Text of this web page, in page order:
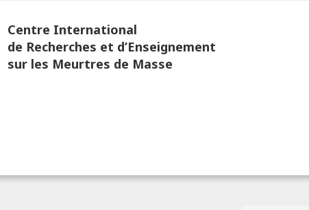
Centre International
de Recherches et d’Enseignement
sur les Meurtres de Masse